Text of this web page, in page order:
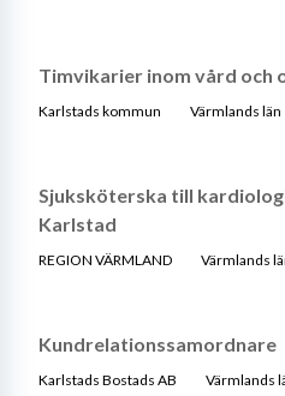
Timvikarier inom vård och
Karlstads kommun Värmlands län
Sjuksköterska till
Karlstad
REGION VÄRMLAND Värmlands
Kundrelationssamordnare
Karlstads Bostads AB Värmlands